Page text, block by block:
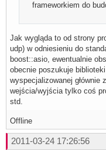
frameworkiem do
Jak wygląda to od strony
udp) w odniesieniu do
boost::asio, ewentualnie
obecnie poszukuje
wyspecjalizowanej głównie
wejścia/wyjścia tylko coś
std.
Offline
2011-03-24 17:26:56